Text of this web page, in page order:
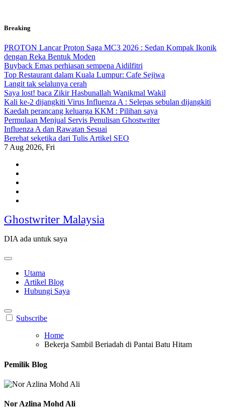
Skip
content
Breaking
PROTON Lancar Proton Saga MC3 2026 : Sedan Kompak Ikonik
dengan Reka Bentuk Moden
Buyback Emas perhiasan sempena Aidilfitri
Top Restaurant dalam Kuala Lumpur: Cafe Sejiwa
Langit tak selalunya cerah
Saya lost! baca Zikir Hasbunallah Wanikmal Wakil
Kali ke-2 dijangkiti Virus Influenza A : Selepas sebulan dijangkiti
Kaedah perancang keluarga KKM : Pilihan saya
Permulaan Menjual Servis Penulisan Ghostwriter
Influenza A dan Rawatan Sesuai
Berehat seketika dari Tulis Artikel SEO
7 Aug 2026, Fri
Ghostwriter Malaysia
DIA ada untuk saya
Utama
Artikel Blog
Hubungi Saya
Subscribe
Home
Bekerja Sambil Beriadah di Pantai Batu Hitam
Pemilik Blog
Nor Azlina Mohd Ali